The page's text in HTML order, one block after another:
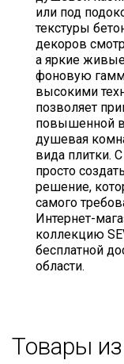
или под
текстуры
декоров
а яркие
фоновую
высокими
позволяет
повышенной
душевая
вида плитки.
просто
решение,
самого
Интернет-
коллекцию
бесплатной
области.
Товары